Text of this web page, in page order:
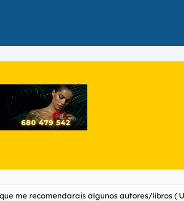
me recomendarais algunos autores/libros (